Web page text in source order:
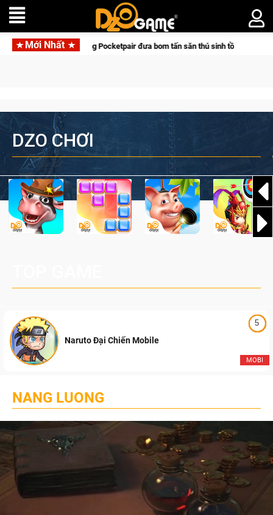
Mới Nhất
hợp tác cùng Pocketpair đưa bom tấn săn thú sinh tồn lên di động với
DZO CHƠI
5
MOBI
Naruto Đại Chiến Mobile
NANG LUONG